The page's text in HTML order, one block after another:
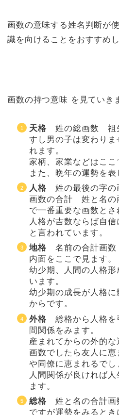
画数の意味する姓名判断が
識を向けることをおすすめし
画数の持つ意味 を見ていき
天格 姓の総画数 祖
すし男の子は変わり
れます。
家柄、家業などはここ
また、晩年の運勢を表
人格 姓の最後の字
画数の合計 姓と名の
で一番重要な画数とさ
人格が吉数ならば自
と言われています。
地格 名前の合計画
内面をここで見ます。
幼少期、人間の人格
います。
幼少期の成長が人格
からです。
外格 総格から人格
間関係をみます。
産まれてからの外的
画数でしたら友人に恵
や同僚に恵まれるでし
人間関係が良ければ
ます。
総格 姓と名の合計
ですが運勢をみると